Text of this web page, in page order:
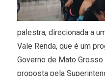
palestra, direcionada a
Vale Renda, que é um
Governo de Mato
proposta pela